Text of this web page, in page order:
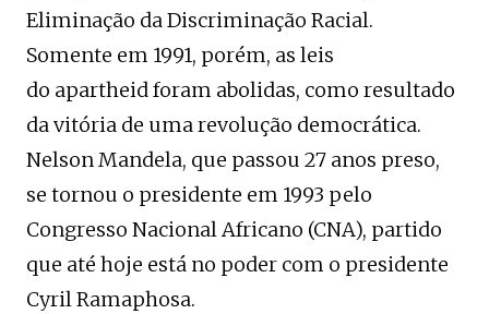
Eliminação da Discriminação Racial.
Somente em 1991, porém, as leis
do apartheid foram abolidas, como resultado
da vitória de uma revolução democrática.
Nelson Mandela, que passou 27 anos preso,
se tornou o presidente em 1993 pelo
Congresso Nacional Africano (CNA), partido
que até hoje está no poder com o presidente
Cyril Ramaphosa.